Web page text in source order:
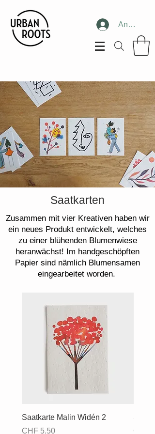
Anmelden
Saatkarten
Zusammen mit vier Kreativen haben wir
ein neues Produkt entwickelt, welches
zu einer blühenden Blumenwiese
heranwächst! Im handgeschöpften
Papier sind nämlich Blumensamen
eingearbeitet worden.
Saatkarte Malin Widén 2
Preis
CHF 5.50